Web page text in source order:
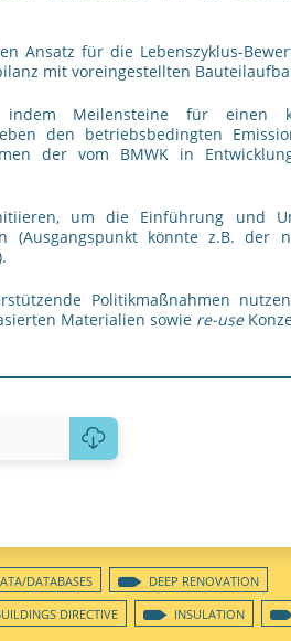
Ansatz für die Lebenszyklus-
mit voreingestellten
Meilensteine für einen
den betriebsbedingten
der vom BMWK in
um die Einführung und
(Ausgangspunkt könnte z.B. der
Politikmaßnahmen
Materialien sowie re-use
DATABASES DEEP RENOVATION
DIRECTIVE INSULATION